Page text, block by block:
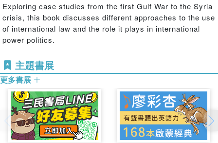
Exploring case studies from the first Gulf War to the Syria
crisis, this book discusses different approaches to the use
of international law and the role it plays in international
power politics.
主題書展
更多書展